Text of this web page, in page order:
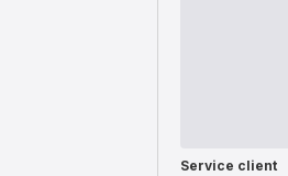
Service client